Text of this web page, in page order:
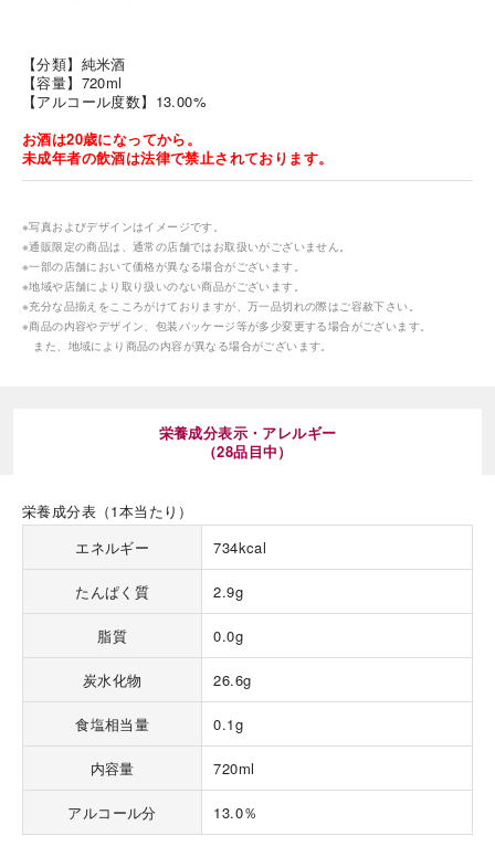
【分類】純米酒
【容量】720ml
【アルコール度数】13.00%
お酒は20歳になってから。
未成年者の飲酒は法律で禁止されております。
※写真およびデザインはイメージです。
※通販限定の商品は、通常の店舗ではお取扱いがございません。
※一部の店舗において価格が異なる場合がございます。
※地域や店舗により取り扱いのない商品がございます。
※充分な品揃えをこころがけておりますが、万一品切れの際はご容赦下さい。
※商品の内容やデザイン、包装パッケージ等が多少変更する場合がございます。
また、地域により商品の内容が異なる場合がございます。
栄養成分表示・アレルギー
（28品目中）
栄養成分表（1本当たり）
エネルギー
734kcal
たんぱく質 2.9g
脂質 0.0g
炭水化物 26.6g
食塩相当量 0.1g
内容量 720ml
アルコール分 13.0％
つ時」という意味を込
る、こだわりのスイー
Indonesia
Malaysia
Hong Kong
UAE